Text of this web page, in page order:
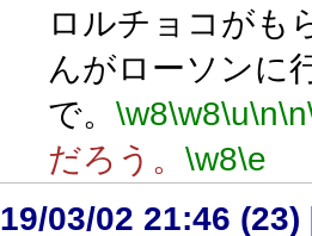
ロルチョコがも
んがローソンに
で。 \w8\w8\u\n\n
だろう。 \w8\e
19/03/02 21:46 (23)